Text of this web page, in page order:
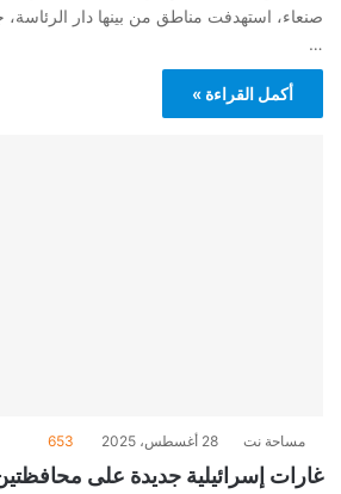
صنعاء، استهدفت مناطق من بينها دار
…
أكمل القراءة »
مساحة نت 28 أغسطس، 2025 653
غارات إسرائيلية جديدة على